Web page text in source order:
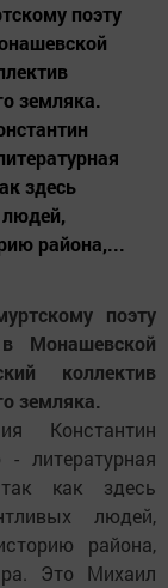
поэту
земляка.
здесь
людей,
района,...
поэту
в Монашевской
коллектив
земляка.
Константин
литературная
как здесь
людей,
района,
Это Михаил